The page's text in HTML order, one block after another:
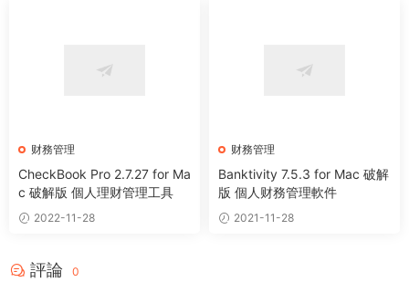
财務管理
CheckBook Pro 2.7.27 for Ma
c 破解版 個人理财管理工具
2022-11-28
财務管理
Banktivity 7.5.3 for Mac 破解
版 個人财務管理軟件
2021-11-28
評論 0